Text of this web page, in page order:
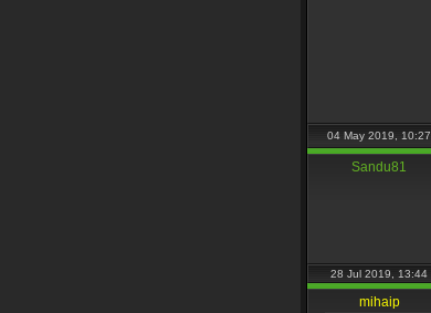
04 May 2019, 10:27
Sandu81
28 Jul 2019, 13:44
mihaip